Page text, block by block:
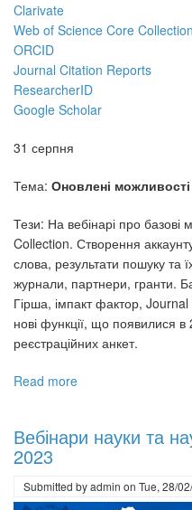
Clarivate
Web of Science Core Collection
ORCID
Journal Citation Reports
ResearcherID
Google Scholar
31 серпня
Тема: Оновлені
Тези: На вебінарі про
Collection. Створення
слова, результати пошуку та
журнали, партнери, гранти.
Гірша, імпакт фактор,
нові функції, що появилися в
реєстраційних анкет.
Read more
та
консорціум
ORCID
Вебінари науки та
2023
Submitted byadmin on Tue, 28/